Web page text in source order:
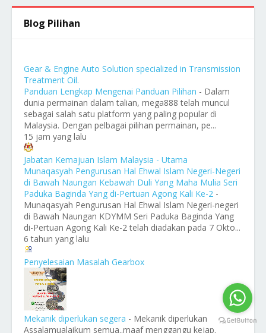
Blog Pilihan
Gear & Engine Auto Solution specialized in Transmission
Treatment Oil.
Panduan Lengkap Mengenai Panduan Pilihan - Dalam
dunia permainan dalam talian, mega888 telah muncul
sebagai salah satu platform yang paling popular di
Malaysia. Dengan pelbagai pilihan permainan, pe...
15 jam yang lalu
Jabatan Kemajuan Islam Malaysia - Utama
Munaqasyah Pengurusan Hal Ehwal Islam Negeri-Negeri
di Bawah Naungan Kebawah Duli Yang Maha Mulia Seri
Paduka Baginda Yang di-Pertuan Agong Kali Ke-2 -
Munaqasyah Pengurusan Hal Ehwal Islam Negeri-negeri
di Bawah Naungan KDYMM Seri Paduka Baginda Yang
di-Pertuan Agong Kali Ke-2 telah diadakan pada 7 Okto...
6 tahun yang lalu
Penyelesaian Masalah Gearbox
Mekanik diperlukan segera - Mekanik diperlukan
Assalamualaikum semua..maaf menggangu kejap.